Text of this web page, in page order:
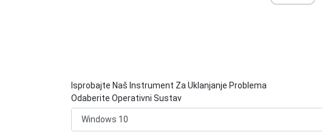
Isprobajte Naš Instrument Za Uklanjanje Problema
Odaberite Operativni Sustav